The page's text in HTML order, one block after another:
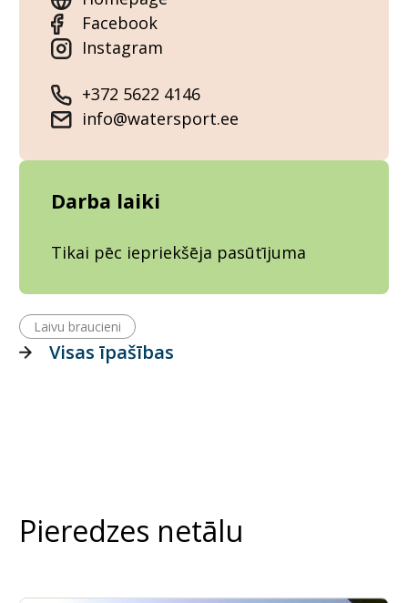
Facebook
Instagram
+372 5622 4146
info@watersport.ee
Darba laiki
Tikai pēc iepriekšēja pasūtījuma
Laivu braucieni
Visas īpašības
Pieredzes netālu